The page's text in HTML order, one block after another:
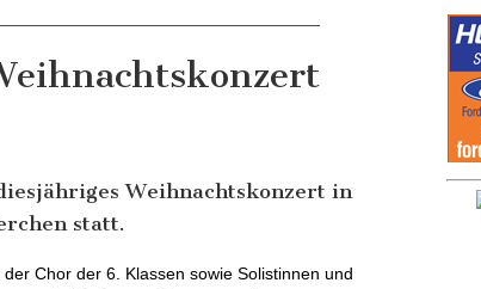
Weihnachtskonzert in
statt.
Chor der 6. Klassen sowie Solistinnen und